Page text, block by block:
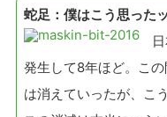
蛇足：僕はこう思った
発生して8年ほど。こ
は消えていったが、こ